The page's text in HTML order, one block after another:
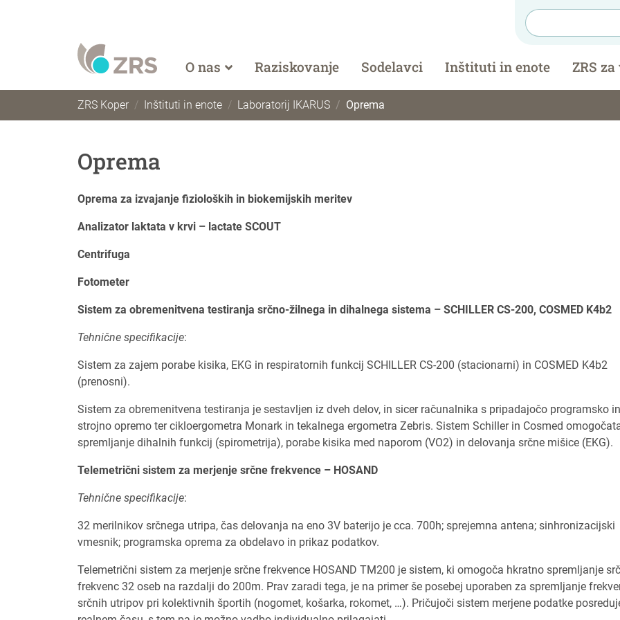
O nas Raziskovanje Sodelavci Inštituti in enote ZRS za
ZRS Koper Inštituti in enote Laboratorij IKARUS Oprema
Oprema
Oprema za izvajanje fizioloških in biokemijskih meritev
Analizator laktata v krvi – lactate SCOUT
Centrifuga
Fotometer
Sistem za obremenitvena testiranja srčno-žilnega in dihalnega sistema – SCHILLER CS-200, COSMED K4b2
Tehnične specifikacije:
Sistem za zajem porabe kisika, EKG in respiratornih funkcij SCHILLER CS-200 (stacionarni) in COSMED K4b2
(prenosni).
Sistem za obremenitvena testiranja je sestavljen iz dveh delov, in sicer računalnika s pripadajočo programsko in
strojno opremo ter cikloergometra Monark in tekalnega ergometra Zebris. Sistem Schiller in Cosmed
spremljanje dihalnih funkcij (spirometrija), porabe kisika med naporom (VO2) in delovanja srčne mišice (EKG).
Telemetrični sistem za merjenje srčne frekvence – HOSAND
Tehnične specifikacije:
32 merilnikov srčnega utripa, čas delovanja na eno 3V baterijo je cca. 700h; sprejemna antena; sinhronizacijski
vmesnik; programska oprema za obdelavo in prikaz podatkov.
Telemetrični sistem za merjenje srčne frekvence HOSAND TM200 je sistem, ki omogoča hkratno spremljanje
frekvenc 32 oseb na razdalji do 200m. Prav zaradi tega, je na primer še posebej uporaben za spremljanje
srčnih utripov pri kolektivnih športih (nogomet, košarka, rokomet, …). Pričujoči sistem merjene podatke